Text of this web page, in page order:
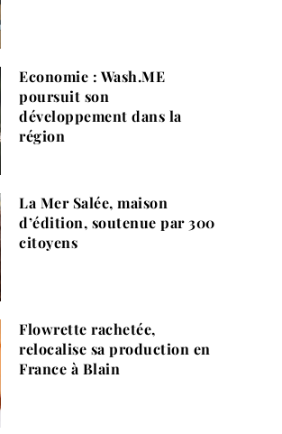
Economie : Wash.ME
poursuit son
développement dans la
région
La Mer Salée, maison
d’édition, soutenue par 300
citoyens
Flowrette rachetée,
relocalise sa production en
France à Blain